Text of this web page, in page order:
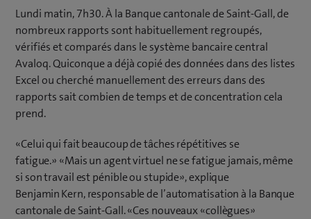
l
e
f
e
n
ê
t
r
e
)
Lundi matin, 7h30. À la Banque cantonale de Saint-Gall, de
nombreux rapports sont habituellement regroupés,
vérifiés et comparés dans le système bancaire central
Avaloq. Quiconque a déjà copié des données dans des listes
Excel ou cherché manuellement des erreurs dans des
rapports sait combien de temps et de concentration cela
prend.
«Celui qui fait beaucoup de tâches répétitives se
fatigue.» «Mais un agent virtuel ne se fatigue jamais, même
si son travail est pénible ou stupide», explique
Benjamin Kern, responsable de l’automatisation à la Banque
cantonale de Saint-Gall. «Ces nouveaux «collègues»